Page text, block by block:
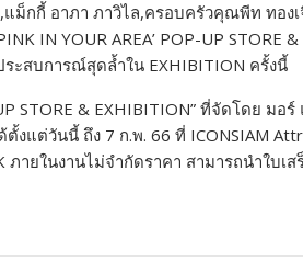
ม็กกี้ อาภา ภาวิไล,ครอบครัวคุณพีท ทอง
IN YOUR AREA’ POP-UP STORE
ะสบการณ์สุดล้ำใน EXHIBITION ครั้งนี้
STORE & EXHIBITION” ที่จัดโดย ม
งแต่วันนี้ ถึง 7 ก.พ. 66 ที่ ICONSIAM
ภายในงานไม่จำกัดราคา สามารถนำใบเ